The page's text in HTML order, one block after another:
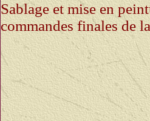
Sablage et mise en
commandes finales de
27 maart - 07 april: De
alles is hersteld en in
onderdelen voor de
restoratie is deze week